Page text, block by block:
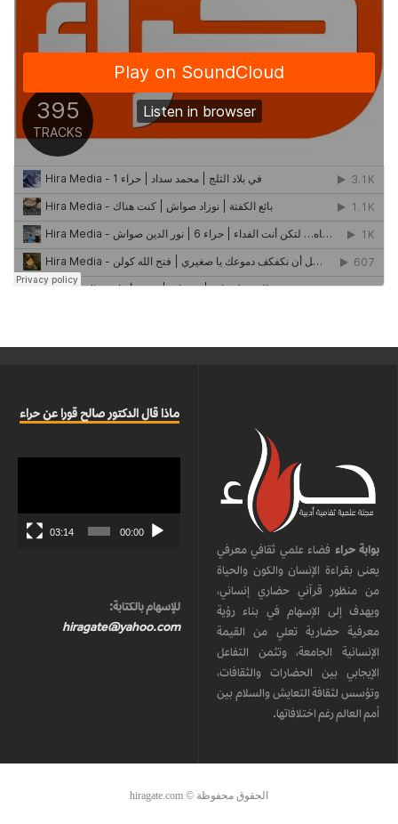
بوابة حراء فضاء علمي ثقافي معرفي
يعنى بقراءة الإنسان والكون والحياة
من منظور قرآني حضاري إنساني،
ويهدف إلى الإسهام في بناء رؤية
معرفية حضارية تعلي من القيمة
الإنسانية الجامعة، وتثمن التفاعل
الإيجابي بين الحضارات والثقافات،
وتؤسس لثقافة التعايش والسلام بين
أمم العالم رغم اختلافاتها.
ماذا قال الدكتور صالح قورا عن حراء
00:00
03:14
للإسهام بالكتابة:
hiragate@yahoo.com
الحقوق محفوظة © hiragate.com